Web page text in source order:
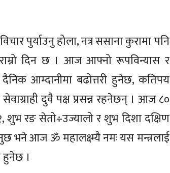
पुर्याउनु होला, नत्र ससाना कुरामा पनि
दिन छ । आज आफ्नो रूपविन्यास र
आम्दानीमा बढोत्तरी हुनेछ, कतिपय
दुवै पक्ष प्रसन्न रहनेछन् । आज ८०
रङ सेतो÷उज्यालो र शुभ दिशा दक्षिण
भने आज ॐ महालक्ष्म्यै नमः यस मन्त्रलाई
हुनेछ ।